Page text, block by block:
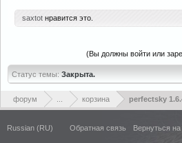
saxtot нравится это.
(Вы должны войти или
Статус темы: Закрыта.
форум корзина perfectsky
Russian (RU) Обратная связь Вернуться на